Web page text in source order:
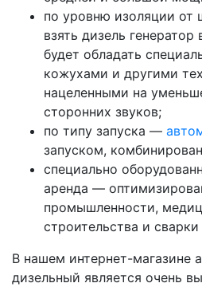
по уровню изоляции
взять дизель
будет обладать
кожухами и другими
нацеленными на
сторонних звуков;
по типу запуска —
запуском,
специально
аренда —
промышленности,
строительства и сварки
В нашем интернет-магазине
дизельный является очень